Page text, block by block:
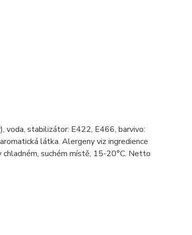
voda, stabilizátor: E422, E466, barvivo:
látka. Alergeny viz ingredience
suchém místě, 15-20°C. Netto